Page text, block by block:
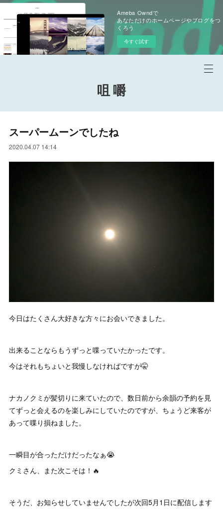
Ameba Owndで
あなただけのホームページやブログをつ
くろう
今すぐ試す
咀 嚼
スーパームーンでしたね
2020.04.07 14:14
今日はたくさん大好きな方々にお会いできました。
出来ることならもうずっと喋っていたかったです。
今はそれもちょいと我慢しなければですが🤫
ナカノクミが髪切りに来ていたので、数日前から余韻の予約を見
てずっと会えるのを楽しみにしていたのですが、ちょうど来客が
あって喋り損ねました。
一瞬目が合っただけだったなぁ😭
クミさん、また次こそは！🔥
そうだ、お知らせしていませんでしたが次回5月1日に配信します